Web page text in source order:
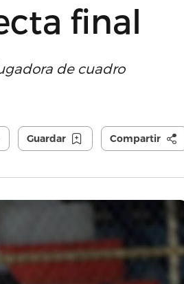
final
de cuadro
Guardar Compartir